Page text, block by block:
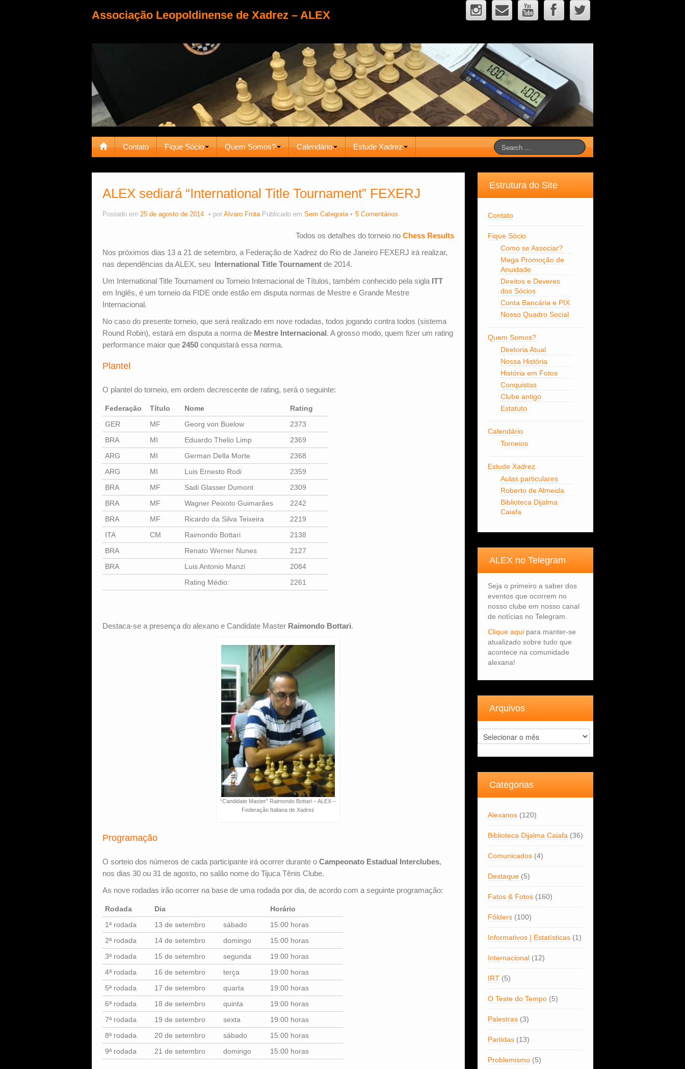
Associação Leopoldinense de Xadrez – ALEX
Contato Fique Sócio Quem Somos? Calendário Estude Xadrez
ALEX sediará “International Title Tournament” FEXERJ
Postado em 25 de agosto de 2014 por Alvaro Frota Publicado em Sem Categoria 5 Comentários
Todos os detalhes do torneio no Chess Results
Nos próximos dias 13 a 21 de setembro, a Federação de Xadrez do Rio de Janeiro FEXERJ irá realizar,
nas dependências da ALEX, seu International Title Tournament de 2014.
Um International Title Tournament ou Torneio Internacional de Títulos, também conhecido pela sigla ITT
em Inglês, é um torneio da FIDE onde estão em disputa normas de Mestre e Grande Mestre
Internacional.
No caso do presente torneio, que será realizado em nove rodadas, todos jogando contra todos (sistema
Round Robin), estará em disputa a norma de Mestre Internacional. A grosso modo, quem fizer um rating
performance maior que 2450 conquistará essa norma.
Plantel
O plantel do torneio, em ordem decrescente de rating, será o seguinte:
Federação Título Nome
Rating
GER
MF Georg von Buelow
2373
BRA
MI Eduardo Thelio Limp
2369
ARG
MI German Della Morte
2368
ARG
MI Luis Ernesto Rodi
2359
BRA
MF Sadi Glasser Dumont
2309
BRA
MF Wagner Peixoto Guimarães
2242
BRA
MF Ricardo da Silva Teixeira
2219
ITA
CM Raimondo Bottari
2138
BRA
Renato Werner Nunes
2127
BRA
Luis Antonio Manzi
2084
Rating Médio:
2261
Destaca-se a presença do alexano e Candidate Master Raimondo Bottari.
“Candidate Master” Raimondo Bottari – ALEX –
Federação Italiana de Xadrez
Programação
O sorteio dos números de cada participante irá ocorrer durante o Campeonato Estadual Interclubes,
nos dias 30 ou 31 de agosto, no salão nome do Tijuca Tênis Clube.
As nove rodadas irão ocorrer na base de uma rodada por dia, de acordo com a seguinte programação:
Rodada Dia
Horário
1ª rodada
13 de setembro sábado
15:00 horas
2ª rodada
14 de setembro domingo
15:00 horas
3ª rodada
15 de setembro segunda
19:00 horas
4ª rodada
16 de setembro terça
19:00 horas
5ª rodada
17 de setembro quarta
19:00 horas
6ª rodada
18 de setembro quinta
19:00 horas
7ª rodada
19 de setembro sexta
19:00 horas
8ª rodada
20 de setembro sábado
15:00 horas
9ª rodada
21 de setembro domingo 15:00 horas
Estrutura do Site
Contato
Fique Sócio
Como se Associar?
Mega Promoção de
Anuidade
Direitos e Deveres
dos Sócios
Conta Bancária e PIX
Nosso Quadro Social
Quem Somos?
Diretoria Atual
Nossa História
História em Fotos
Conquistas
Clube antigo
Estatuto
Calendário
Torneios
Estude Xadrez
Aulas particulares
Roberto de Almeida
Biblioteca Dijalma
Caiafa
ALEX no Telegram
Seja o primeiro a saber dos
eventos que ocorrem no
nosso clube em nosso canal
de notícias no Telegram.
Clique aquipara manter-se
atualizado sobre tudo que
acontece na comunidade
alexana!
Arquivos
Arquivos
Categorias
Alexanos(120)
Biblioteca Dijalma Caiafa(36)
Comunicados(4)
Destaque(5)
Fatos & Fotos(160)
Fôlders(100)
Informativos | Estatísticas(1)
Internacional(12)
IRT(5)
O Teste do Tempo(5)
Palestras(3)
Partidas(13)
Problemismo(5)